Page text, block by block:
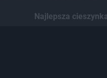
Najlepsza